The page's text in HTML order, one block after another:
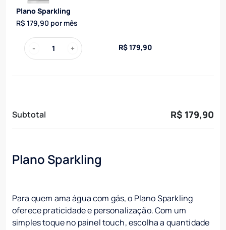
Plano Sparkling
R$ 179,90 por mês
- + R$ 179,90
Subtotal R$ 179,90
Plano Sparkling
Para quem ama água com gás, o Plano Sparkling
oferece praticidade e personalização. Com um
simples toque no painel touch, escolha a quantidade